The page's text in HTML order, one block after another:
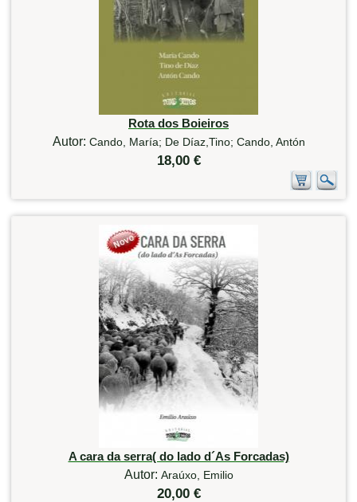
Rota dos Boieiros
Autor: Cando, María; De Díaz,Tino; Cando, Antón
18,00 €
A cara da serra( do lado d´As Forcadas)
Autor: Araúxo, Emilio
20,00 €